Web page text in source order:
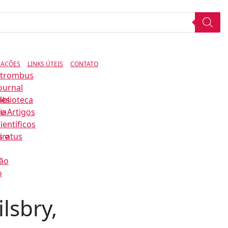
e
Artigos
LINKS ÚTEIS CONTATO